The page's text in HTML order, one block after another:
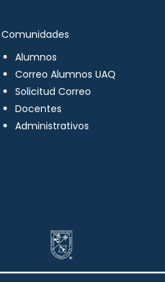
Comunidades
Alumnos
Correo Alumnos UAQ
Solicitud Correo
Docentes
Administrativos